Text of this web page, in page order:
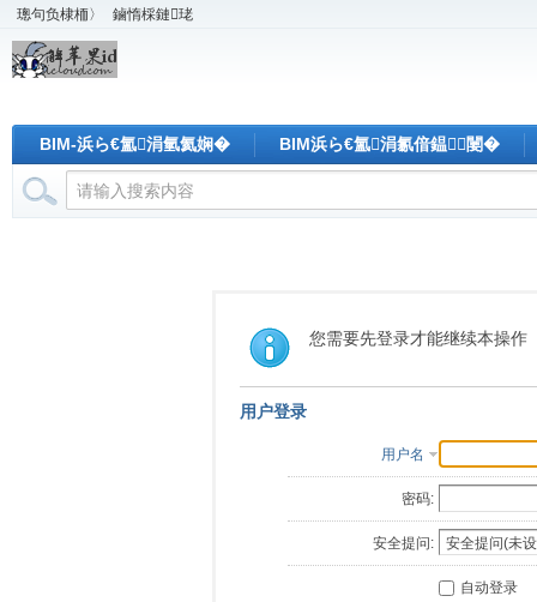
璁句负棣栭〉 鏀惰棌鏈珯
BIM-浜ら€氳涓氫氦娴� BIM浜ら€氳涓氱偣鎾闄�
您需要先登录才能继续本操作
用户登录
用户名
密码:
安全提问:
自动登录